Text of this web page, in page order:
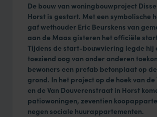
De bouw van woningbouwproject
Horst is gestart. Met een symbolische
gaf wethouder Eric Beurskens van
aan de Maas gisteren het officiële
Tijdens de start-bouwviering legde hij
toeziend oog van onder anderen
bewoners een prefab betonplaat op
grond. In het project op de hoek van de
en de Van Douverenstraat in Horst
patiowoningen, zeventien
negen sociale huurappartementen.